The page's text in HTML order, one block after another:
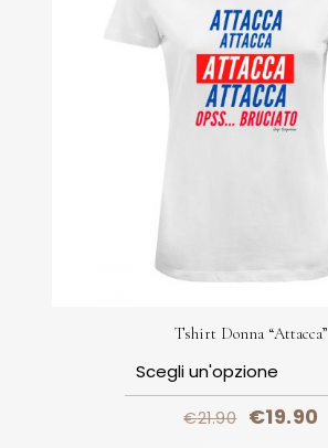
Tshirt Donna “Attacca”
€21.90 €19.90